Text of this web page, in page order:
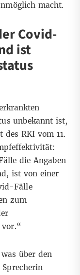
macht.
Covid-
ist
unbekannt ist,
des RKI vom 11.
die Angaben
ist von einer
Fälle
zum
über den